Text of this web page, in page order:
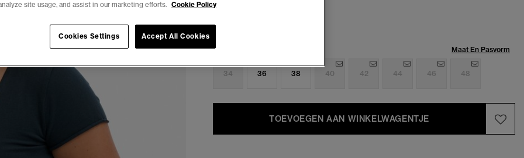
Selecteren Maat: Maat En Pasvorm
34 36 38 40 42 44 46 48
TOEVOEGEN AAN WINKELWAGENTJE
site usage, and assist in our marketing efforts. Cookie Policy
Cookies Settings Accept All Cookies